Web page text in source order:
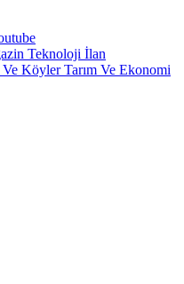
Teknoloji İlan
Ve KöylerTarım Ve Ekonomi